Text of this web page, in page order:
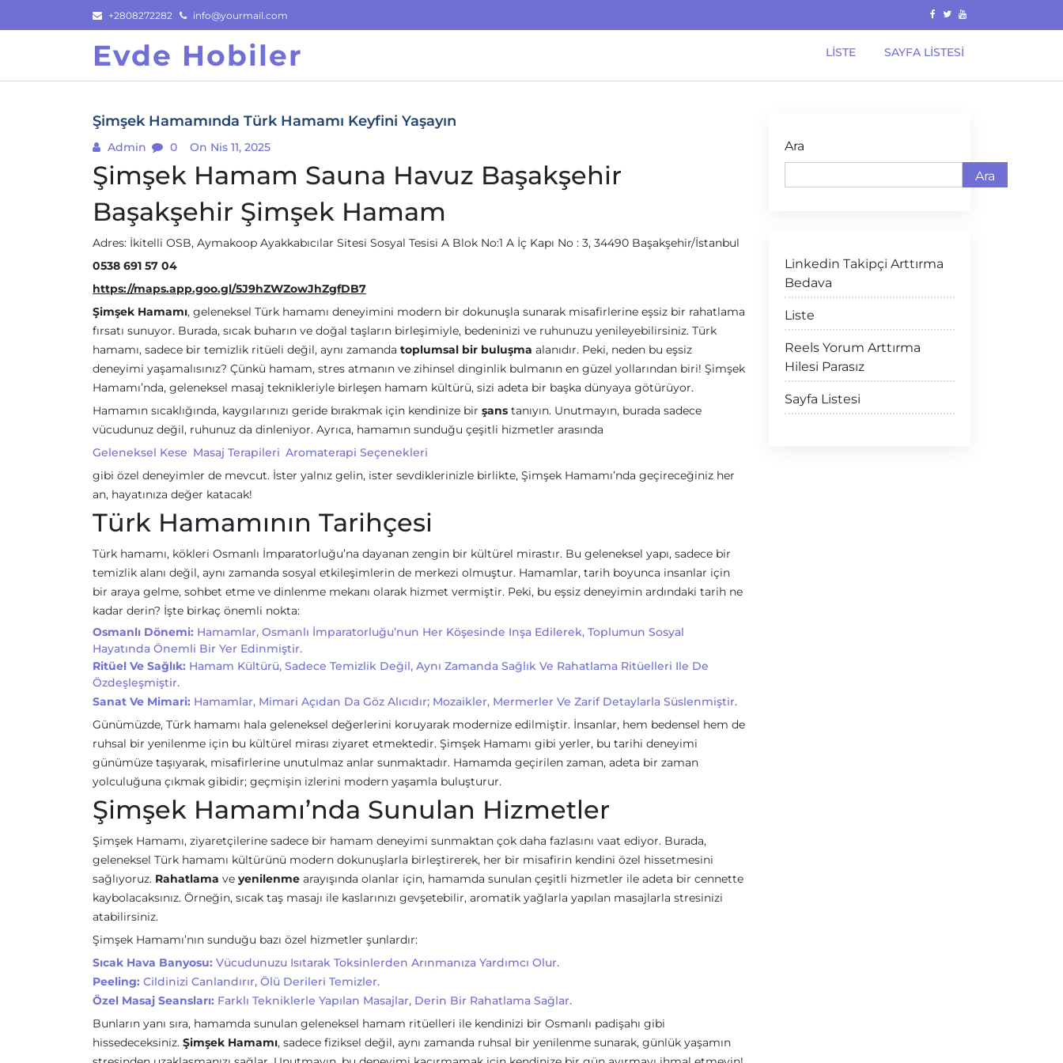
to
+2808272282 info@yourmail.com
Evde Hobiler LISTE SAYFA LISTESI
Şimşek Hamamında Türk Hamamı Keyfini Yaşayın
Admin 0 On Nis 11, 2025
Şimşek Hamam Sauna Havuz Başakşehir
Başakşehir Şimşek Hamam
Adres: İkitelli OSB, Aymakoop Ayakkabıcılar Sitesi Sosyal Tesisi A Blok No:1 A İç Kapı No : 3, 34490 Başakşehir/İstanbul
0538 691 57 04
https://maps.app.goo.gl/5J9hZWZowJhZgfDB7
Şimşek Hamamı, geleneksel Türk hamamı deneyimini modern bir dokunuşla sunarak misafirlerine eşsiz bir rahatlama
fırsatı sunuyor. Burada, sıcak buharın ve doğal taşların birleşimiyle, bedeninizi ve ruhunuzu yenileyebilirsiniz. Türk
hamamı, sadece bir temizlik ritüeli değil, aynı zamanda toplumsal bir buluşma alanıdır. Peki, neden bu eşsiz
deneyimi yaşamalısınız? Çünkü hamam, stres atmanın ve zihinsel dinginlik bulmanın en güzel yollarından biri! Şimşek
Hamamı’nda, geleneksel masaj teknikleriyle birleşen hamam kültürü, sizi adeta bir başka dünyaya götürüyor.
Hamamın sıcaklığında, kaygılarınızı geride bırakmak için kendinize bir şans tanıyın. Unutmayın, burada sadece
vücudunuz değil, ruhunuz da dinleniyor. Ayrıca, hamamın sunduğu çeşitli hizmetler arasında
Geleneksel Kese Masaj Terapileri Aromaterapi Seçenekleri
gibi özel deneyimler de mevcut. İster yalnız gelin, ister sevdiklerinizle birlikte, Şimşek Hamamı’nda geçireceğiniz her
an, hayatınıza değer katacak!
Türk Hamamının Tarihçesi
Türk hamamı, kökleri Osmanlı İmparatorluğu’na dayanan zengin bir kültürel mirastır. Bu geleneksel yapı, sadece bir
temizlik alanı değil, aynı zamanda sosyal etkileşimlerin de merkezi olmuştur. Hamamlar, tarih boyunca insanlar için
bir araya gelme, sohbet etme ve dinlenme mekanı olarak hizmet vermiştir. Peki, bu eşsiz deneyimin ardındaki tarih ne
kadar derin? İşte birkaç önemli nokta:
Osmanlı Dönemi: Hamamlar, Osmanlı İmparatorluğu’nun Her Köşesinde Inşa Edilerek, Toplumun Sosyal
Hayatında Önemli Bir Yer Edinmiştir.
Ritüel Ve Sağlık: Hamam Kültürü, Sadece Temizlik Değil, Aynı Zamanda Sağlık Ve Rahatlama Ritüelleri Ile De
Özdeşleşmiştir.
Sanat Ve Mimari: Hamamlar, Mimari Açıdan Da Göz Alıcıdır; Mozaikler, Mermerler Ve Zarif Detaylarla Süslenmiştir.
Günümüzde, Türk hamamı hala geleneksel değerlerini koruyarak modernize edilmiştir. İnsanlar, hem bedensel hem de
ruhsal bir yenilenme için bu kültürel mirası ziyaret etmektedir. Şimşek Hamamı gibi yerler, bu tarihi deneyimi
günümüze taşıyarak, misafirlerine unutulmaz anlar sunmaktadır. Hamamda geçirilen zaman, adeta bir zaman
yolculuğuna çıkmak gibidir; geçmişin izlerini modern yaşamla buluşturur.
Şimşek Hamamı’nda Sunulan Hizmetler
Şimşek Hamamı, ziyaretçilerine sadece bir hamam deneyimi sunmaktan çok daha fazlasını vaat ediyor. Burada,
geleneksel Türk hamamı kültürünü modern dokunuşlarla birleştirerek, her bir misafirin kendini özel hissetmesini
sağlıyoruz. Rahatlama ve yenilenme arayışında olanlar için, hamamda sunulan çeşitli hizmetler ile adeta bir cennette
kaybolacaksınız. Örneğin, sıcak taş masajı ile kaslarınızı gevşetebilir, aromatik yağlarla yapılan masajlarla stresinizi
atabilirsiniz.
Şimşek Hamamı’nın sunduğu bazı özel hizmetler şunlardır:
Sıcak Hava Banyosu: Vücudunuzu Isıtarak Toksinlerden Arınmanıza Yardımcı Olur.
Peeling: Cildinizi Canlandırır, Ölü Derileri Temizler.
Özel Masaj Seansları: Farklı Tekniklerle Yapılan Masajlar, Derin Bir Rahatlama Sağlar.
Bunların yanı sıra, hamamda sunulan geleneksel hamam ritüelleri ile kendinizi bir Osmanlı padişahı gibi
hissedeceksiniz. Şimşek Hamamı, sadece fiziksel değil, aynı zamanda ruhsal bir yenilenme sunarak, günlük yaşamın
Ara
Ara
Linkedin Takipçi Arttırma
Bedava
Liste
Reels Yorum Arttırma
Hilesi Parasız
Sayfa Listesi